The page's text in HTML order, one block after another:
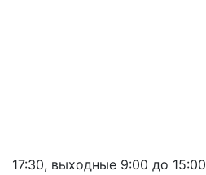
17:30, выходные 9:00 до 15:00